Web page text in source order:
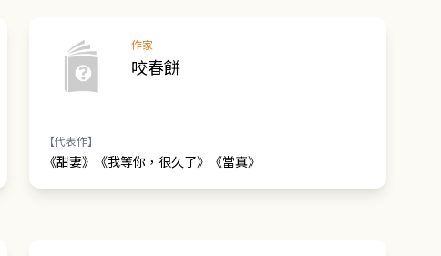
作家
咬春餅
【代表作】
《甜妻》《我等你，很久了》《當真》